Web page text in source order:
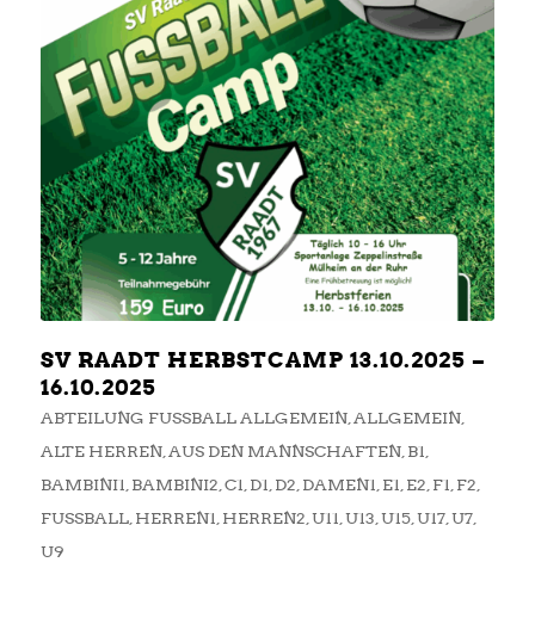
SV RAADT HERBSTCAMP 13.10.2025 –
16.10.2025
ABTEILUNG FUSSBALL ALLGEMEIN , ALLGEMEIN,
ALTE HERREN, AUS DEN MANNSCHAFTEN, B1
BAMBINI1 BAMBINI2 C1 D1 D2 DAMEN1 E1 E2 F1 F2
FUSSBALL , HERREN1 HERREN2 U11 U13 U15, U17, U7,
U9